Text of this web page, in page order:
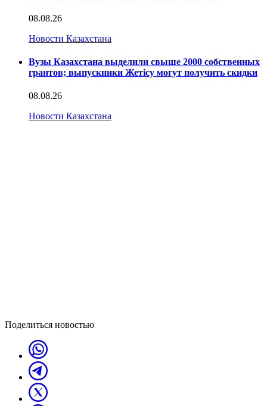
08.08.26
Новости Казахстана
Вузы Казахстана выделили свыше 2000 собственных
грантов; выпускники Жетісу могут получить скидки
08.08.26
Новости Казахстана
Поделиться новостью